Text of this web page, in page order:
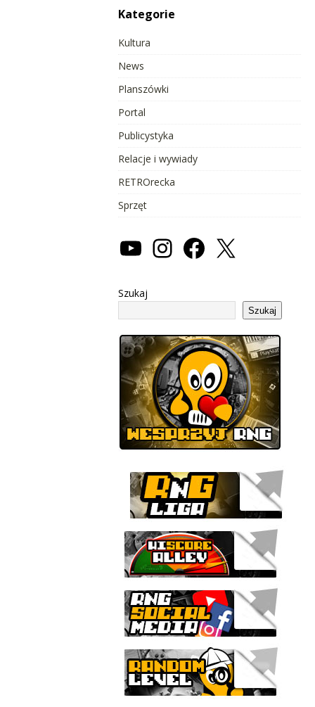
Kategorie
Kultura
News
Planszówki
Portal
Publicystyka
Relacje i wywiady
RETROrecka
Sprzęt
Szukaj
Szukaj